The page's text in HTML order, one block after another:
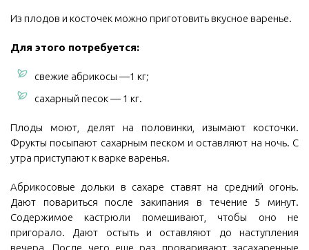
Из плодов и косточек можно приготовить вкусное варенье.
Для этого потребуется:
свежие абрикосы —1 кг;
сахарный песок — 1 кг.
Плоды моют, делят на половинки, изымают косточки.
Фрукты посыпают сахарным песком и оставляют на ночь. С
утра приступают к варке варенья.
Абрикосовые дольки в сахаре ставят на средний огонь.
Дают повариться после закипания в течение 5 минут.
Содержимое кастрюли помешивают, чтобы оно не
пригорало. Дают остыть и оставляют до наступления
вечера. После чего еще раз проваривают засахаренные